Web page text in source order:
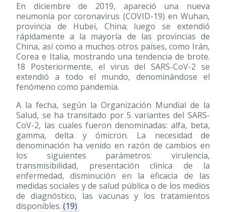
En diciembre de 2019, apareció una nueva
neumonía por coronavirus (COVID-19) en Wuhan,
provincia de Hubei, China; luego se extendió
rápidamente a la mayoría de las provincias de
China, así como a muchos otros países, como Irán,
Corea e Italia, mostrando una tendencia de brote.
18 Posteriormente, el virus del SARS-CoV-2 se
extendió a todo el mundo, denominándose el
fenómeno como pandemia.
A la fecha, según la Organización Mundial de la
Salud, se ha transitado por 5 variantes del SARS-
CoV-2, las cuales fueron denominadas: alfa, beta,
gamma, delta y ómicron. La necesidad de
denominación ha venido en razón de cambios en
los siguientes parámetros: virulencia,
transmisibilidad, presentación clínica de la
enfermedad, disminución en la eficacia de las
medidas sociales y de salud pública o de los medios
de diagnóstico, las vacunas y los tratamientos
disponibles. (19)